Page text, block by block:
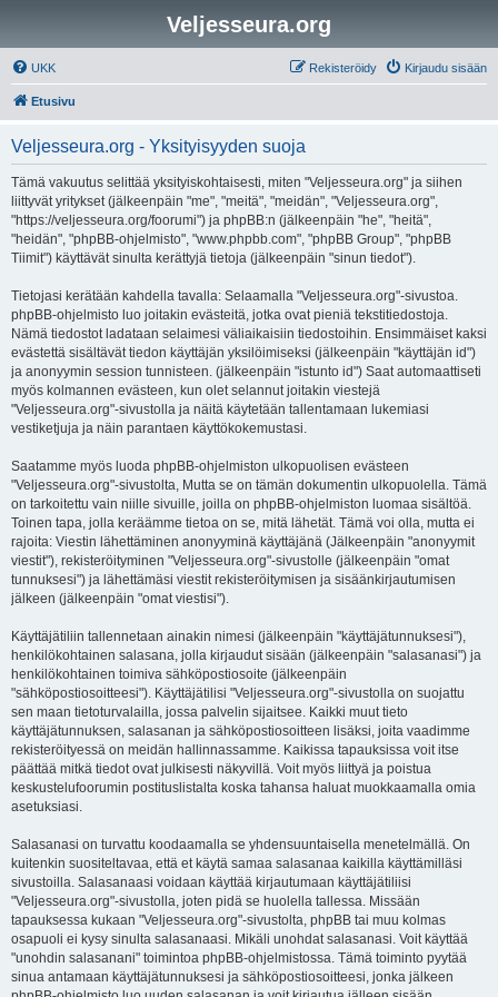
Veljesseura.org
UKK Kirjaudu sisään
Rekisteröidy
Etusivu
Veljesseura.org - Yksityisyyden suoja
Tämä vakuutus selittää yksityiskohtaisesti, miten "Veljesseura.org" ja siihen
liittyvät yritykset (jälkeenpäin "me", "meitä", "meidän", "Veljesseura.org",
"https://veljesseura.org/foorumi") ja phpBB:n (jälkeenpäin "he", "heitä",
"heidän", "phpBB-ohjelmisto", "www.phpbb.com", "phpBB Group", "phpBB
Tiimit") käyttävät sinulta kerättyjä tietoja (jälkeenpäin "sinun tiedot").
Tietojasi kerätään kahdella tavalla: Selaamalla "Veljesseura.org"-sivustoa.
phpBB-ohjelmisto luo joitakin evästeitä, jotka ovat pieniä tekstitiedostoja.
Nämä tiedostot ladataan selaimesi väliaikaisiin tiedostoihin. Ensimmäiset kaksi
evästettä sisältävät tiedon käyttäjän yksilöimiseksi (jälkeenpäin "käyttäjän id")
ja anonyymin session tunnisteen. (jälkeenpäin "istunto id") Saat automaattiseti
myös kolmannen evästeen, kun olet selannut joitakin viestejä
"Veljesseura.org"-sivustolla ja näitä käytetään tallentamaan lukemiasi
vestiketjuja ja näin parantaen käyttökokemustasi.
Saatamme myös luoda phpBB-ohjelmiston ulkopuolisen evästeen
"Veljesseura.org"-sivustolta, Mutta se on tämän dokumentin ulkopuolella. Tämä
on tarkoitettu vain niille sivuille, joilla on phpBB-ohjelmiston luomaa sisältöä.
Toinen tapa, jolla keräämme tietoa on se, mitä lähetät. Tämä voi olla, mutta ei
rajoita: Viestin lähettäminen anonyyminä käyttäjänä (Jälkeenpäin "anonyymit
viestit"), rekisteröityminen "Veljesseura.org"-sivustolle (jälkeenpäin "omat
tunnuksesi") ja lähettämäsi viestit rekisteröitymisen ja sisäänkirjautumisen
jälkeen (jälkeenpäin "omat viestisi").
Käyttäjätiliin tallennetaan ainakin nimesi (jälkeenpäin "käyttäjätunnuksesi"),
henkilökohtainen salasana, jolla kirjaudut sisään (jälkeenpäin "salasanasi") ja
henkilökohtainen toimiva sähköpostiosoite (jälkeenpäin
"sähköpostiosoitteesi"). Käyttäjätilisi "Veljesseura.org"-sivustolla on suojattu
sen maan tietoturvalailla, jossa palvelin sijaitsee. Kaikki muut tieto
käyttäjätunnuksen, salasanan ja sähköpostiosoitteen lisäksi, joita vaadimme
rekisteröityessä on meidän hallinnassamme. Kaikissa tapauksissa voit itse
päättää mitkä tiedot ovat julkisesti näkyvillä. Voit myös liittyä ja poistua
keskustelufoorumin postituslistalta koska tahansa haluat muokkaamalla omia
asetuksiasi.
Salasanasi on turvattu koodaamalla se yhdensuuntaisella menetelmällä. On
kuitenkin suositeltavaa, että et käytä samaa salasanaa kaikilla käyttämilläsi
sivustoilla. Salasanaasi voidaan käyttää kirjautumaan käyttäjätiliisi
"Veljesseura.org"-sivustolla, joten pidä se huolella tallessa. Missään
tapauksessa kukaan "Veljesseura.org"-sivustolta, phpBB tai muu kolmas
osapuoli ei kysy sinulta salasanaasi. Mikäli unohdat salasanasi. Voit käyttää
"unohdin salasanani" toimintoa phpBB-ohjelmistossa. Tämä toiminto pyytää
sinua antamaan käyttäjätunnuksesi ja sähköpostiosoitteesi, jonka jälkeen